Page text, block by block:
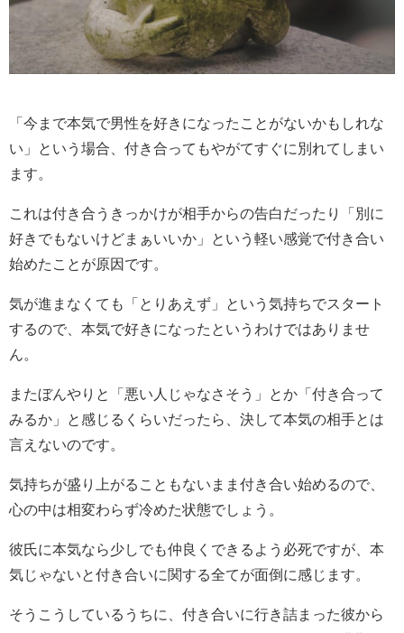
「今まで本気で男性を好きになったことがないかもしれな
い」という場合、付き合ってもやがてすぐに別れてしまい
ます。
これは付き合うきっかけが相手からの告白だったり「別に
好きでもないけどまぁいいか」という軽い感覚で付き合い
始めたことが原因です。
気が進まなくても「とりあえず」という気持ちでスタート
するので、本気で好きになったというわけではありませ
ん。
またぼんやりと「悪い人じゃなさそう」とか「付き合って
みるか」と感じるくらいだったら、決して本気の相手とは
言えないのです。
気持ちが盛り上がることもないまま付き合い始めるので、
心の中は相変わらず冷めた状態でしょう。
彼氏に本気なら少しでも仲良くできるよう必死ですが、本
気じゃないと付き合いに関する全てが面倒に感じます。
そうこうしているうちに、付き合いに行き詰まった彼から